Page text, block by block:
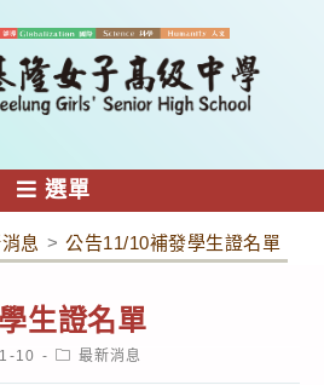
選單
息 > 公告11/10補發學生證名單
生證名單
10
Post最新消息